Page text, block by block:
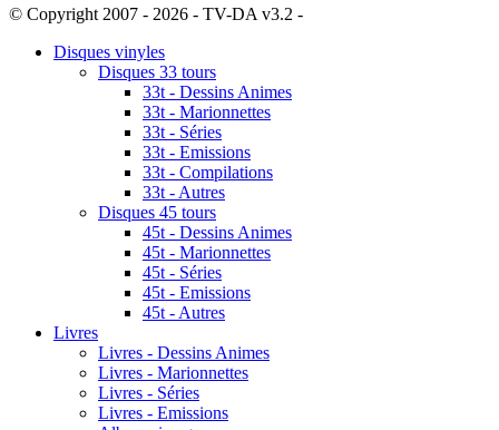
© Copyright 2007 - 2026 - TV-DA v3.2 -
Disques vinyles
Disques 33 tours
33t - Dessins Animes
33t - Marionnettes
33t - Séries
33t - Emissions
33t - Compilations
33t - Autres
Disques 45 tours
45t - Dessins Animes
45t - Marionnettes
45t - Séries
45t - Emissions
45t - Autres
Livres
Livres - Dessins Animes
Livres - Marionnettes
Livres - Séries
Livres - Emissions